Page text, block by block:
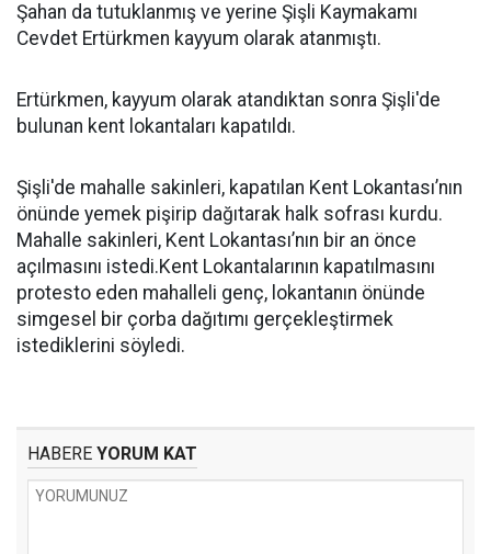
Şahan da tutuklanmış ve yerine Şişli Kaymakamı
Cevdet Ertürkmen kayyum olarak atanmıştı.
Ertürkmen, kayyum olarak atandıktan sonra Şişli'de
bulunan kent lokantaları kapatıldı.
Şişli'de mahalle sakinleri, kapatılan Kent Lokantası’nın
önünde yemek pişirip dağıtarak halk sofrası kurdu.
Mahalle sakinleri, Kent Lokantası’nın bir an önce
açılmasını istedi.Kent Lokantalarının kapatılmasını
protesto eden mahalleli genç, lokantanın önünde
simgesel bir çorba dağıtımı gerçekleştirmek
istediklerini söyledi.
HABERE YORUM KAT